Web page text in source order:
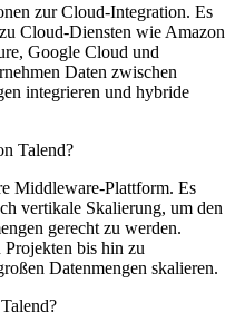
zur Cloud-Integration. Es
Cloud-Diensten wie Amazon
Google Cloud und
Daten zwischen
integrieren und hybride
Talend?
Middleware-Plattform. Es
vertikale Skalierung, um den
gerecht zu werden.
bis hin zu
Datenmengen skalieren.